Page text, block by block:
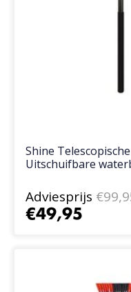
Shine
Uitschuifbare
Adviesprijs
€49,95